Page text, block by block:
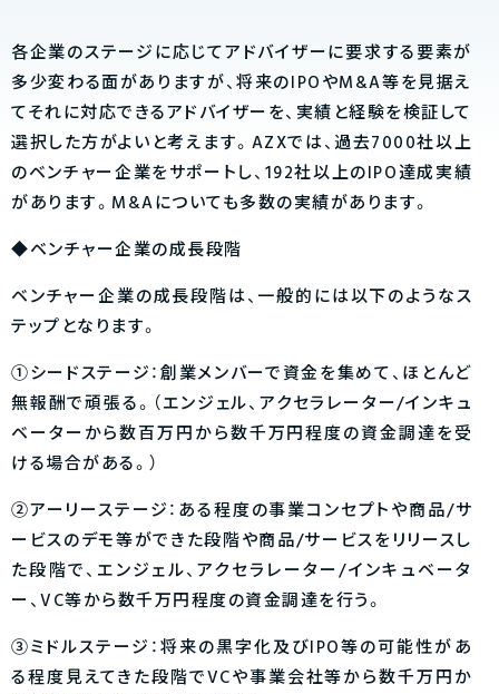
各企業のステージに応じてアドバイザーに要求する要素が
多少変わる面がありますが、将来のIPOやM&A等を見据え
てそれに対応できるアドバイザーを、実績と経験を検証して
選択した方がよいと考えます。AZXでは、過去7000社以上
のベンチャー企業をサポートし、192社以上のIPO達成実績
があります。M&Aについても多数の実績があります。
◆ベンチャー企業の成長段階
ベンチャー企業の成長段階は、一般的には以下のようなス
テップとなります。
①シードステージ：創業メンバーで資金を集めて、ほとんど
無報酬で頑張る。（エンジェル、アクセラレーター/インキュ
ベーターから数百万円から数千万円程度の資金調達を受
ける場合がある。）
②アーリーステージ：ある程度の事業コンセプトや商品/サ
ービスのデモ等ができた段階や商品/サービスをリリースし
た段階で、エンジェル、アクセラレーター/インキュベータ
ー、VC等から数千万円程度の資金調達を行う。
③ミドルステージ：将来の黒字化及びIPO等の可能性があ
る程度見えてきた段階でVCや事業会社等から数千万円か